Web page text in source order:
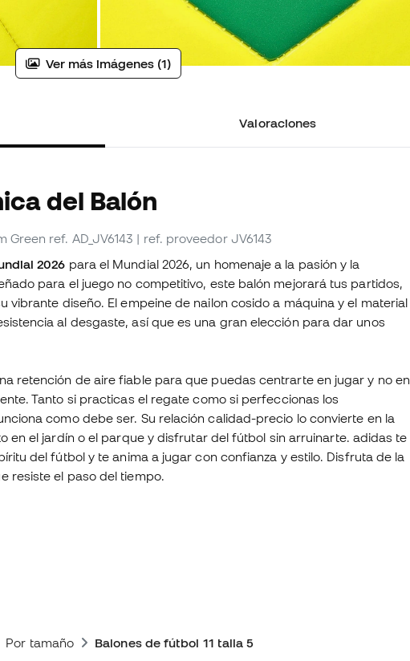
Ver más imágenes (1)
Valoraciones
del Balón
Green ref. AD_JV6143 | ref. proveedor JV6143
2026 para el Mundial 2026, un homenaje a la pasión y la
para el juego no competitivo, este balón mejorará tus partidos,
vibrante diseño. El empeine de nailon cosido a máquina y el material
al desgaste, así que es una gran elección para dar unos
retención de aire fiable para que puedas centrarte en jugar y no en
Tanto si practicas el regate como si perfeccionas los
como debe ser. Su relación calidad-precio lo convierte en la
en el jardín o el parque y disfrutar del fútbol sin arruinarte. adidas te
del fútbol y te anima a jugar con confianza y estilo. Disfruta de la
resiste el paso del tiempo.
Por tamaño Balones de fútbol 11 talla 5